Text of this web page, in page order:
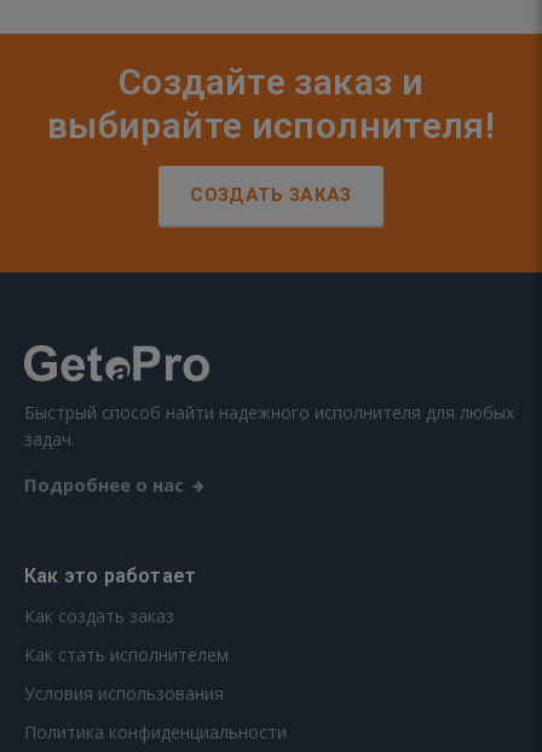
Создайте заказ и
выбирайте исполнителя!
СОЗДАТЬ ЗАКАЗ
Быстрый способ найти надежного исполнителя для любых
задач.
Подробнее о нас
Как это работает
Как создать заказ
Как стать исполнителем
Условия использования
Политика конфиденциальности